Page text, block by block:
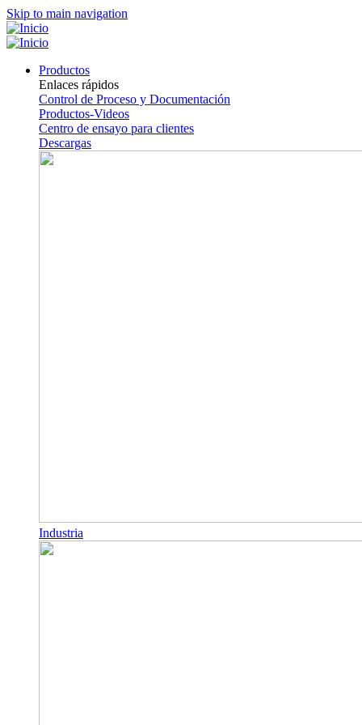
Skip to main navigation
Productos
Enlaces rápidos
Control de Proceso y Documentación
Productos-Videos
Centro de ensayo para clientes
Descargas
Industria